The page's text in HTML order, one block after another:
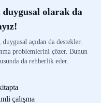
duygusal olarak da
açıdan da destekler.
problemlerini çözer. Bunun
da rehberlik eder.
çalışma